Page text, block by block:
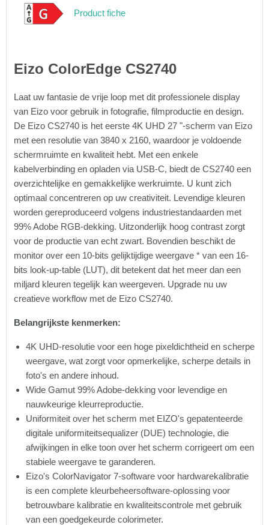
Product fiche
Eizo ColorEdge CS2740
Laat uw fantasie de vrije loop met dit professionele display
van Eizo voor gebruik in fotografie, filmproductie en design.
De Eizo CS2740 is het eerste 4K UHD 27 "-scherm van Eizo
met een resolutie van 3840 x 2160, waardoor je voldoende
schermruimte en kwaliteit hebt. Met een enkele
kabelverbinding en opladen via USB-C, biedt de CS2740 een
overzichtelijke en gemakkelijke werkruimte. U kunt zich
optimaal concentreren op uw creativiteit. Levendige kleuren
worden gereproduceerd volgens industriestandaarden met
99% Adobe RGB-dekking. Uitzonderlijk hoog contrast zorgt
voor de productie van echt zwart. Bovendien beschikt de
monitor over een 10-bits gelijktijdige weergave * van een 16-
bits look-up-table (LUT), dit betekent dat het meer dan een
miljard kleuren tegelijk kan weergeven. Upgrade nu uw
creatieve workflow met de Eizo CS2740.
Belangrijkste kenmerken:
4K UHD-resolutie voor een hoge pixeldichtheid en scherpe
weergave, wat zorgt voor opmerkelijke, scherpe details in
foto's en andere inhoud.
Wide Gamut 99% Adobe-dekking voor levendige en
nauwkeurige kleurreproductie.
Uniformiteit over het scherm met EIZO's gepatenteerde
digitale uniformiteitsequalizer (DUE) technologie, die
afwijkingen in elke toon over het scherm corrigeert om een
stabiele weergave te garanderen.
Eizo's ColorNavigator 7-software voor hardwarekalibratie
is een complete kleurbeheersoftware-oplossing voor
betrouwbare kalibratie en kwaliteitscontrole met gebruik
van een goedgekeurde colorimeter.